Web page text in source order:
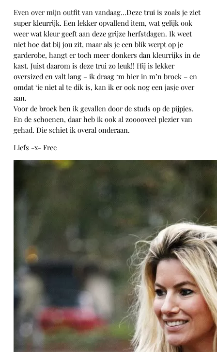
Even over mijn outfit van vandaag…Deze trui is zoals je ziet
super kleurrijk. Een lekker opvallend item, wat gelijk ook
weer wat kleur geeft aan deze grijze herfstdagen. Ik weet
niet hoe dat bij jou zit, maar als je een blik werpt op je
garderobe, hangt er toch meer donkers dan kleurrijks in de
kast. Juist daarom is deze trui zo leuk!! Hij is lekker
oversized en valt lang – ik draag ‘m hier in m’n broek – en
omdat ‘ie niet al te dik is, kan ik er ook nog een jasje over
aan.
Voor de broek ben ik gevallen door de studs op de pijpjes.
En de schoenen, daar heb ik ook al zooooveel plezier van
gehad. Die schiet ik overal onderaan.
Liefs -x- Free